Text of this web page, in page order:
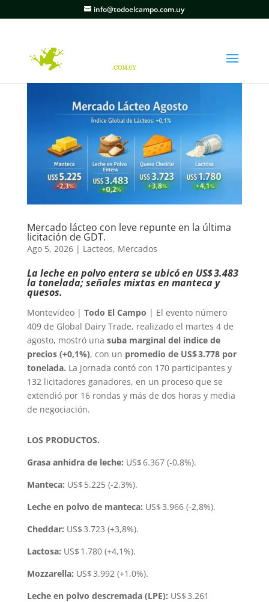
info@todoelcampo.com.uy
Mercado lácteo con leve repunte en la última
licitación de GDT.
Ago 5, 2026| Lacteos, Mercados
La leche en polvo entera se ubicó en US$ 3.483
la tonelada; señales mixtas en manteca y
quesos.
Montevideo | Todo El Campo | El evento número
409 de Global Dairy Trade, realizado el martes 4 de
agosto, mostró una suba marginal del índice de
precios (+0,1%), con un promedio de US$ 3.778 por
tonelada. La jornada contó con 170 participantes y
132 licitadores ganadores, en un proceso que se
extendió por 16 rondas y más de dos horas y media
de negociación.
LOS PRODUCTOS.
Grasa anhidra de leche: US$ 6.367 (-0,8%).
Manteca: US$ 5.225 (-2,3%).
Leche en polvo de manteca: US$ 3.966 (-2,8%).
Cheddar: US$ 3.723 (+3,8%).
Lactosa: US$ 1.780 (+4,1%).
Mozzarella: US$ 3.992 (+1,0%).
Leche en polvo descremada (LPE): US$ 3.261